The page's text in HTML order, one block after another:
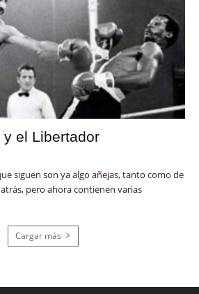
el Libertador
que siguen son ya algo añejas, tanto como de
pero ahora contienen varias
Cargar más